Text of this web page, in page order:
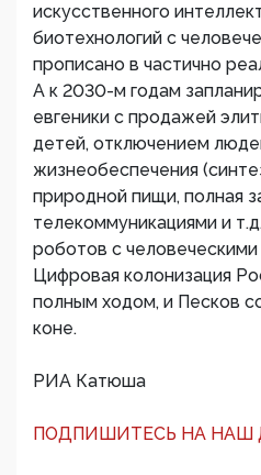
искусственного
биотехнологий с
прописано в частично
А к 2030-м годам
евгеники с продажей
детей, отключением
жизнеобеспечения
природной пищи, полная
телекоммуникациями и
роботов с
Цифровая колонизация
полным ходом, и Песков
коне.
РИА Катюша
ПОДПИШИТЕСЬ НА НАШ